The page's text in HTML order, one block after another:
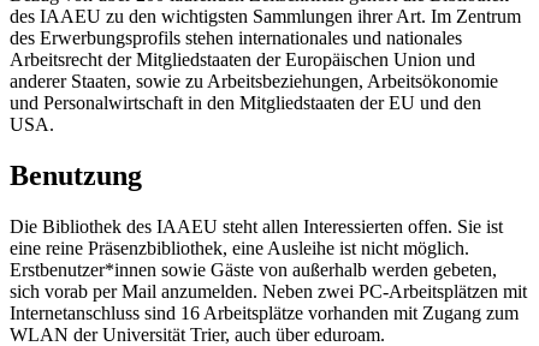
des IAAEU zu den wichtigsten Sammlungen ihrer Art. Im Zentrum
des Erwerbungsprofils stehen internationales und nationales
Arbeitsrecht der Mitgliedstaaten der Europäischen Union und
anderer Staaten, sowie zu Arbeitsbeziehungen, Arbeitsökonomie
und Personalwirtschaft in den Mitgliedstaaten der EU und den
USA.
Benutzung
Die Bibliothek des IAAEU steht allen Interessierten offen. Sie ist
eine reine Präsenzbibliothek, eine Ausleihe ist nicht möglich.
Erstbenutzer*innen sowie Gäste von außerhalb werden gebeten,
sich vorab per Mail anzumelden. Neben zwei PC-Arbeitsplätzen mit
Internetanschluss sind 16 Arbeitsplätze vorhanden mit Zugang zum
WLAN der Universität Trier, auch über eduroam.